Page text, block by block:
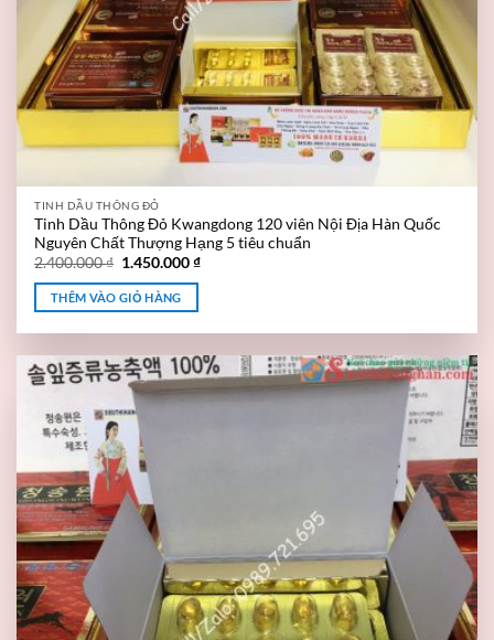
TINH DẦU THÔNG ĐỎ
Tinh Dầu Thông Đỏ Kwangdong 120 viên Nội Địa Hàn Quốc
Nguyên Chất Thượng Hạng 5 tiêu chuẩn
2.400.000₫ 1.450.000₫
THÊM VÀO GIỎ HÀNG